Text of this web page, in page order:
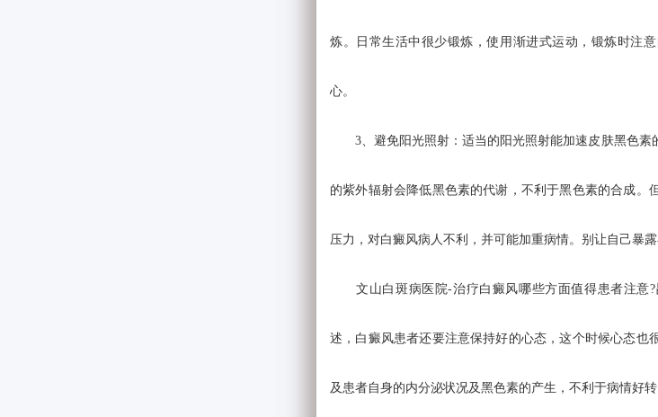
炼。日常生活中很少锻炼，使用渐进式运动，锻炼时注
心。
3、避免阳光照射：适当的阳光照射能加速皮肤黑色素
的紫外辐射会降低黑色素的代谢，不利于黑色素的合成。
压力，对白癜风病人不利，并可能加重病情。别让自己暴露
文山白斑病医院-治疗白癜风哪些方面值得患者注意?
述，白癜风患者还要注意保持好的心态，这个时候心态也
及患者自身的内分泌状况及黑色素的产生，不利于病情好转